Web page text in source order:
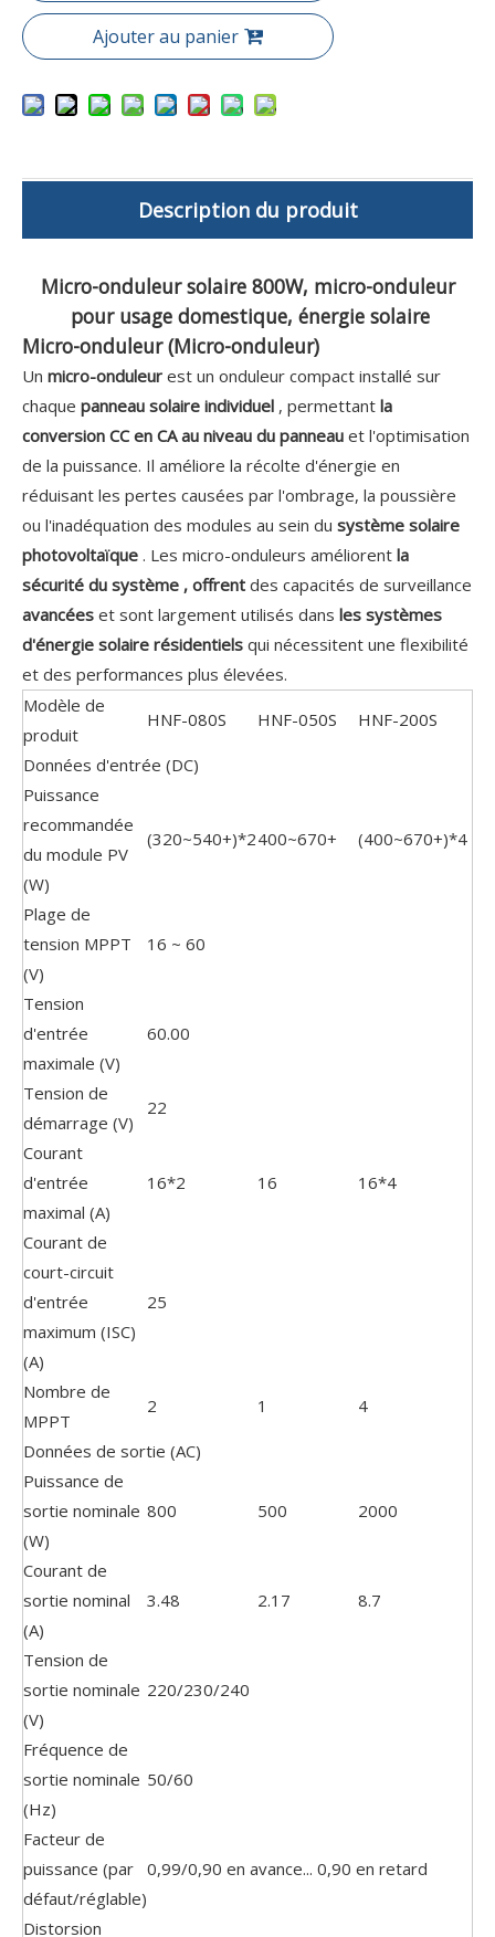
Ajouter au panier
Description du produit
Micro-onduleur solaire 800W, micro-onduleur
pour usage domestique, énergie solaire
Micro-onduleur (Micro-onduleur)
Un micro-onduleur est un onduleur compact installé sur
chaque panneau solaire individuel , permettant la
conversion CC en CA au niveau du panneau et l'optimisation
de la puissance. Il améliore la récolte d'énergie en
réduisant les pertes causées par l'ombrage, la poussière
ou l'inadéquation des modules au sein du système solaire
photovoltaïque . Les micro-onduleurs améliorent la
sécurité du système , offrent des capacités de surveillance
avancées et sont largement utilisés dans les systèmes
d'énergie solaire résidentiels qui nécessitent une flexibilité
et des performances plus élevées.
Modèle de
produit
HNF-080S HNF-050S HNF-200S
Données d'entrée (DC)
Puissance
recommandée
du module PV
(W)
(320~540+)*2400~670+ (400~670+)*4
Plage de
tension MPPT
(V)
16 ~ 60
Tension
d'entrée
maximale (V)
60.00
Tension de
démarrage (V)
22
Courant
d'entrée
maximal (A)
16*2 16 16*4
Courant de
court-circuit
d'entrée
maximum (ISC)
(A)
25
Nombre de
MPPT
2 1 4
Données de sortie (AC)
Puissance de
sortie nominale
(W)
800 500 2000
Courant de
sortie nominal
(A)
3.48 2.17 8.7
Tension de
sortie nominale
(V)
220/230/240
Fréquence de
sortie nominale
(Hz)
50/60
Facteur de
puissance (par
défaut/réglable)
0,99/0,90 en avance... 0,90 en retard
Distorsion